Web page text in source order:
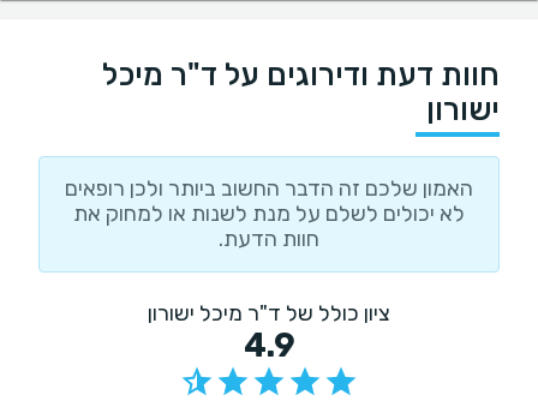
חוות דעת ודירוגים על ד"ר מיכל
ישורון
האמון שלכם זה הדבר החשוב ביותר ולכן רופאים
לא יכולים לשלם על מנת לשנות או למחוק את
חוות הדעת.
ציון כולל של ד"ר מיכל ישורון
4.9